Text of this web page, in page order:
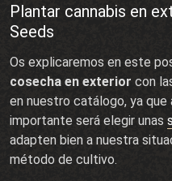
Plantar cannabis en
Seeds
Os explicaremos en este
cosecha en exterior con
en nuestro catálogo, ya
importante será elegir unas
adapten bien a nuestra
método de cultivo.